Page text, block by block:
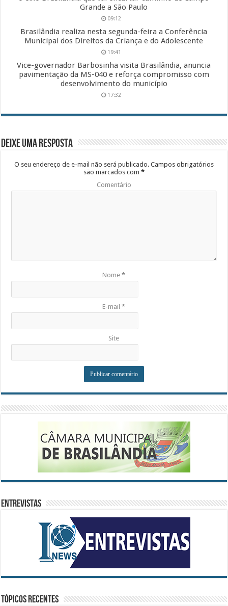
Grande a São Paulo
09:12
Brasilândia realiza nesta segunda-feira a Conferência
Municipal dos Direitos da Criança e do Adolescente
19:41
Vice-governador Barbosinha visita Brasilândia, anuncia
pavimentação da MS-040 e reforça compromisso com
desenvolvimento do município
17:32
Deixe uma resposta
O seu endereço de e-mail não será publicado.Campos obrigatórios
são marcados com *
Comentário
Nome*
E-mail*
Site
ENTREVISTAS
Tópicos recentes